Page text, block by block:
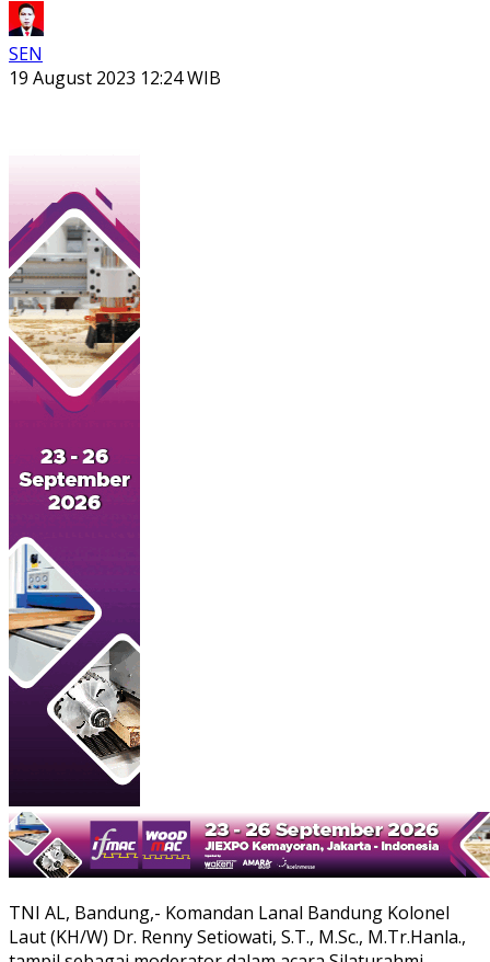
SEN
19 August 2023 12:24 WIB
TNI AL, Bandung,- Komandan Lanal Bandung Kolonel
Laut (KH/W) Dr. Renny Setiowati, S.T., M.Sc., M.Tr.Hanla.,